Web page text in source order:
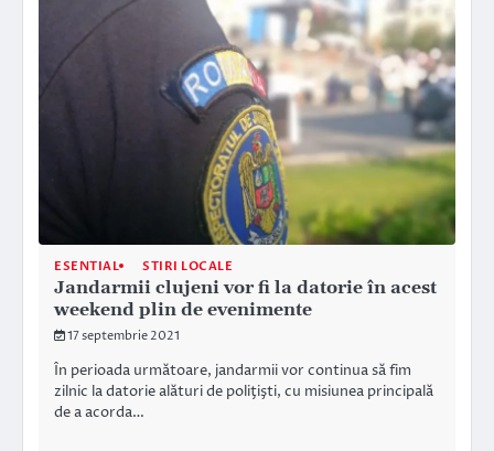
ESENTIAL STIRI LOCALE
Jandarmii clujeni vor fi la datorie în acest
weekend plin de evenimente
17 septembrie 2021
În perioada următoare, jandarmii vor continua să fim
zilnic la datorie alături de poliţişti, cu misiunea principală
de a acorda…